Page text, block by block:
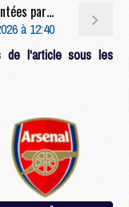
Supporters : Les nuits d'Europe du PSG racontées par ses supporters : les années Luis Enrique
à 12:40
de l'article sous les